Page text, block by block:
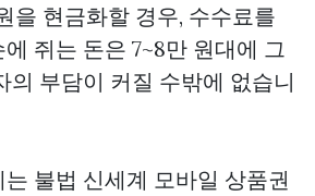
을 현금화할 경우, 수수료를
쥐는 돈은 7~8만 원대에 그
의 부담이 커질 수밖에 없습니
불법 신세계 모바일 상품권